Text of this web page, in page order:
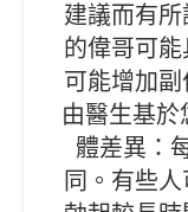
建議而有
的偉哥可
可能增加
由醫生基
體差異：
同。有些